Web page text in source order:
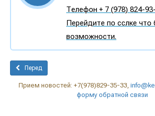
Телефон + 7 (978) 824-
Перейдите по сслке
возможности.
Перед
Прием новостей: +7(978)829-35-33,
форму обратной связи